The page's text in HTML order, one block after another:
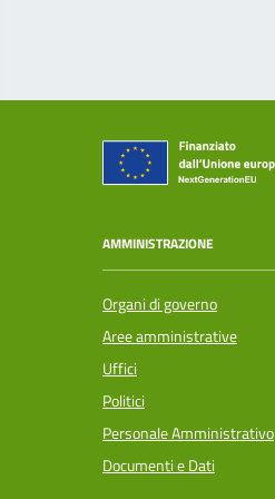
AMMINISTRAZIONE
Organi di governo
Aree amministrative
Uffici
Politici
Personale Amministrativo
Documenti e Dati